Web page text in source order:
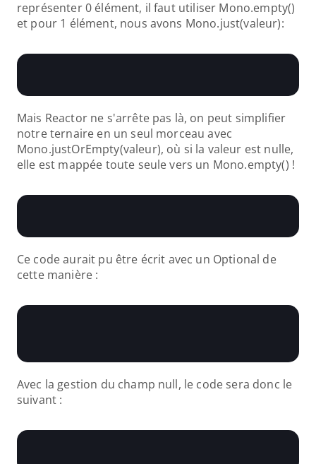
représenter 0 élément, il faut utiliser Mono.empty()
et pour 1 élément, nous avons Mono.just(valeur):
Mais Reactor ne s'arrête pas là, on peut simplifier
notre ternaire en un seul morceau avec
Mono.justOrEmpty(valeur), où si la valeur est nulle,
elle est mappée toute seule vers un Mono.empty() !
Ce code aurait pu être écrit avec un Optional de
cette manière :
Avec la gestion du champ null, le code sera donc le
suivant :